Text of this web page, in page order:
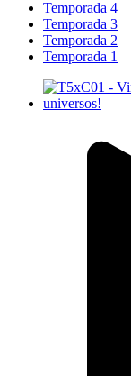
Temporada 4
Temporada 3
Temporada 2
Temporada 1